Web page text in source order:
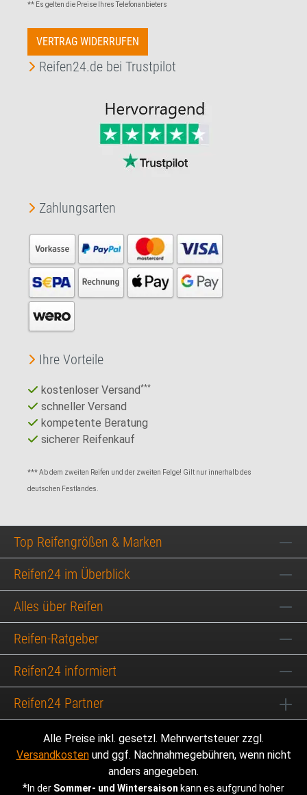
** Es gelten die Preise Ihres Telefonanbieters
VERTRAG WIDERRUFEN
Reifen24.de bei Trustpilot
Zahlungsarten
Ihre Vorteile
kostenloser Versand***
schneller Versand
kompetente Beratung
sicherer Reifenkauf
*** Ab dem zweiten Reifen und der zweiten Felge! Gilt nur innerhalb des
deutschen Festlandes.
Top Reifengrößen & Marken
Reifen24 im Überblick
Alles über Reifen
Reifen-Ratgeber
Reifen24 informiert
Reifen24 Partner
Alle Preise inkl. gesetzl. Mehrwertsteuer zzgl.
Versandkostenund ggf. Nachnahmegebühren, wenn nicht
anders angegeben.
*In der Sommer- und Wintersaison kann es aufgrund hoher